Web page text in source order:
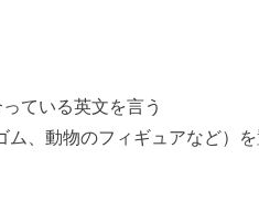
ている英文を言う
、動物のフィギュアなど）